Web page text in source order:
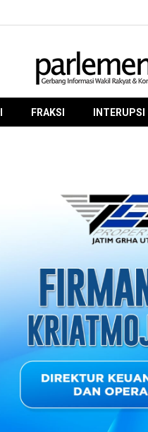
FRAKSI INTERUPSI